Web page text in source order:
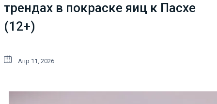
трендах в покраске яиц к Пасхе
(12+)
Апр 11, 2026